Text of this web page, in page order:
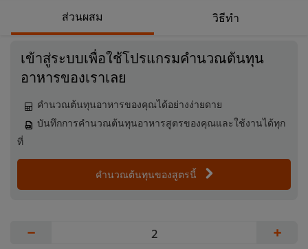
ส่วนผสม วิธีทำ
เข้าสู่ระบบเพื่อใช้โปรแกรมคำนวณต้นทุน
อาหารของเราเลย
คำนวณต้นทุนอาหารของคุณได้อย่างง่ายดาย
บันทึกการคำนวณต้นทุนอาหารสูตรของคุณและใช้งานได้ทุก
ที่
คำนวณต้นทุนของสูตรนี้
− +